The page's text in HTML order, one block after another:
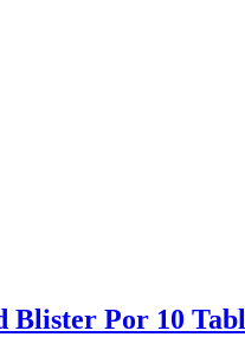
Blister Por 10